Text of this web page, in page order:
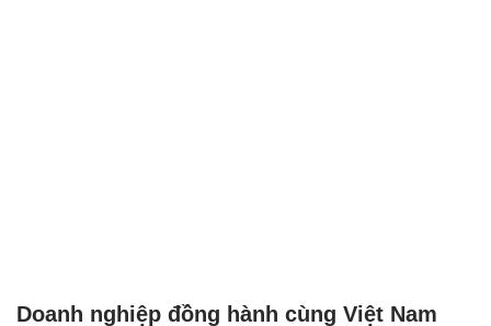
Doanh nghiệp đồng hành cùng Việt Nam